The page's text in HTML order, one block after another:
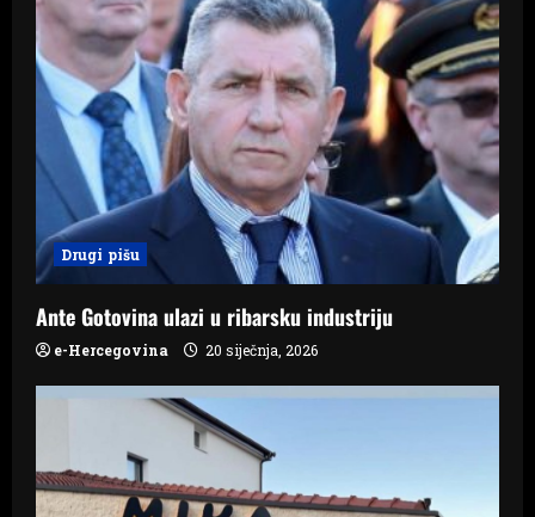
g
a
t
o
n
Drugi pišu
Ante Gotovina ulazi u ribarsku industriju
e-Hercegovina 20 siječnja, 2026